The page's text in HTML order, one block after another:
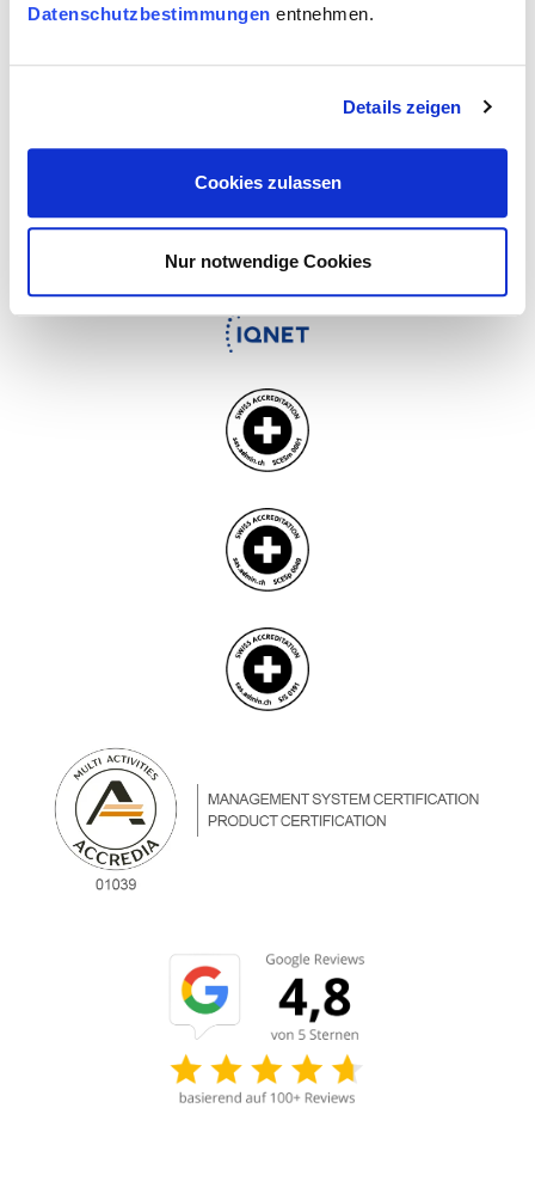
Datenschutzbestimmungen entnehmen.
Details zeigen
Cookies zulassen
Nur notwendige Cookies
Ihre Zertifizierungen weltweit anerkannt und